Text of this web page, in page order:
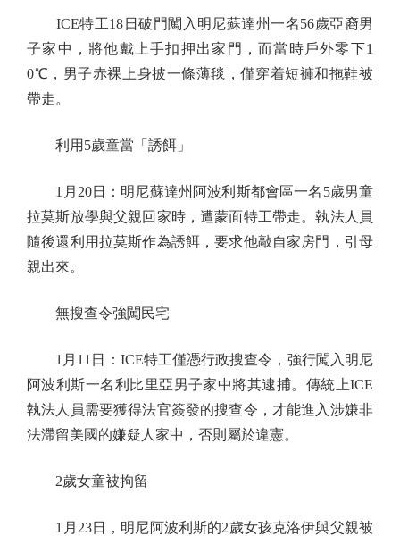
ICE特工18日破門闖入明尼蘇達州一名56歲亞裔男
子家中，將他戴上手扣押出家門，而當時戶外零下1
0℃，男子赤裸上身披一條薄毯，僅穿着短褲和拖鞋被
帶走。
利用5歲童當「誘餌」
1月20日：明尼蘇達州阿波利斯都會區一名5歲男童
拉莫斯放學與父親回家時，遭蒙面特工帶走。執法人員
隨後還利用拉莫斯作為誘餌，要求他敲自家房門，引母
親出來。
無搜查令強闖民宅
1月11日：ICE特工僅憑行政搜查令，強行闖入明尼
阿波利斯一名利比里亞男子家中將其逮捕。傳統上ICE
執法人員需要獲得法官簽發的搜查令，才能進入涉嫌非
法滯留美國的嫌疑人家中，否則屬於違憲。
2歲女童被拘留
1月23日，明尼阿波利斯的2歲女孩克洛伊與父親被